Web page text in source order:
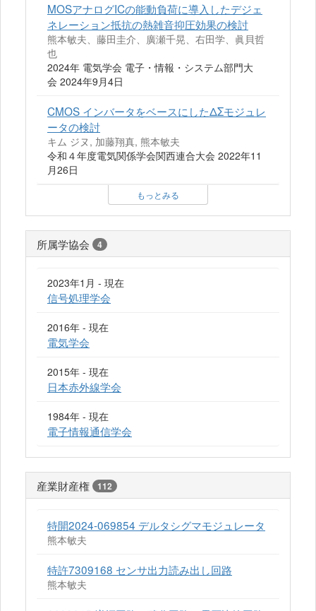
MOSアナログICの能動負荷に導入したデジェ
ネレーション抵抗の熱雑音抑圧効果の検討
熊本敏夫、藤田圭介、廣瀬千晃、右田学、眞貝哲
也
2024年 電気学会 電子・情報・システム部門大
会 2024年9月4日
CMOS インバータをベースにしたΔΣモジュレ
ータの検討
キム ジヌ, 加藤翔真, 熊本敏夫
令和４年度電気関係学会関西連合大会 2022年11
月26日
もっとみる
所属学協会 4
2023年1月 - 現在
信号処理学会
2016年 - 現在
電気学会
2015年 - 現在
日本赤外線学会
1984年 - 現在
電子情報通信学会
産業財産権 112
特開2024-069854 デルタシグマモジュレータ
熊本敏夫
特許7309168 センサ出力読み出し回路
熊本敏夫